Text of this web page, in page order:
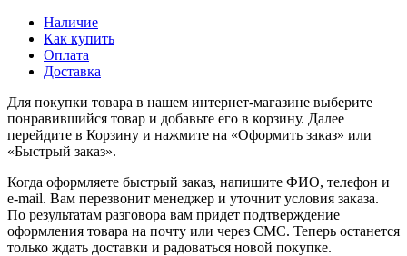
Наличие
Как купить
Оплата
Доставка
Для покупки товара в нашем интернет-магазине выберите
понравившийся товар и добавьте его в корзину. Далее
перейдите в Корзину и нажмите на «Оформить заказ» или
«Быстрый заказ».
Когда оформляете быстрый заказ, напишите ФИО, телефон и
e-mail. Вам перезвонит менеджер и уточнит условия заказа.
По результатам разговора вам придет подтверждение
оформления товара на почту или через СМС. Теперь останется
только ждать доставки и радоваться новой покупке.